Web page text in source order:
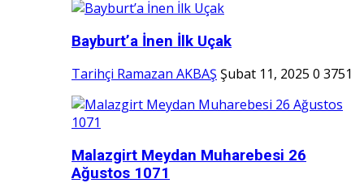
Bayburt’a İnen İlk Uçak
Tarihçi Ramazan AKBAŞ Şubat 11, 2025 0 3751
Malazgirt Meydan Muharebesi 26
Ağustos 1071